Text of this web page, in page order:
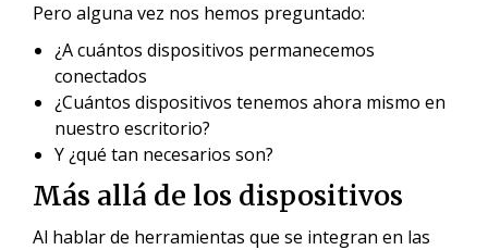
Pero alguna vez nos hemos preguntado:
¿A cuántos dispositivos permanecemos
conectados
¿Cuántos dispositivos tenemos ahora mismo en
nuestro escritorio?
Y ¿qué tan necesarios son?
Más allá de los dispositivos
Al hablar de herramientas que se integran en las